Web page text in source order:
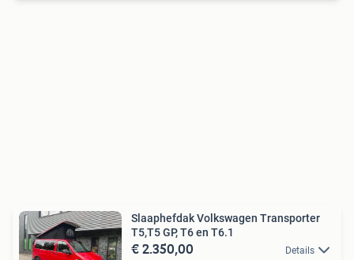
Slaaphefdak Volkswagen Transporter
T5,T5 GP, T6 en T6.1
€ 2.350,00 Details